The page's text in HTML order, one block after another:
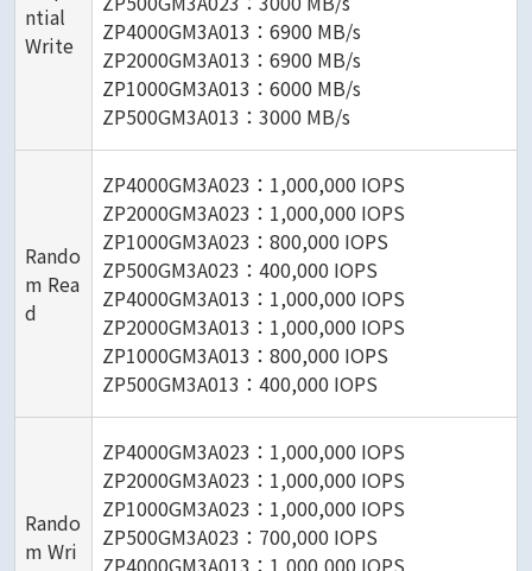
ntial
Write
ZP4000GM3A013：6900 MB/s
ZP2000GM3A013：6900 MB/s
ZP1000GM3A013：6000 MB/s
ZP500GM3A013：3000 MB/s
Rando
m Rea
d
ZP4000GM3A023：1,000,000 IOPS
ZP2000GM3A023：1,000,000 IOPS
ZP1000GM3A023：800,000 IOPS
ZP500GM3A023：400,000 IOPS
ZP4000GM3A013：1,000,000 IOPS
ZP2000GM3A013：1,000,000 IOPS
ZP1000GM3A013：800,000 IOPS
ZP500GM3A013：400,000 IOPS
Rando
m Wri
ZP4000GM3A023：1,000,000 IOPS
ZP2000GM3A023：1,000,000 IOPS
ZP1000GM3A023：1,000,000 IOPS
ZP500GM3A023：700,000 IOPS